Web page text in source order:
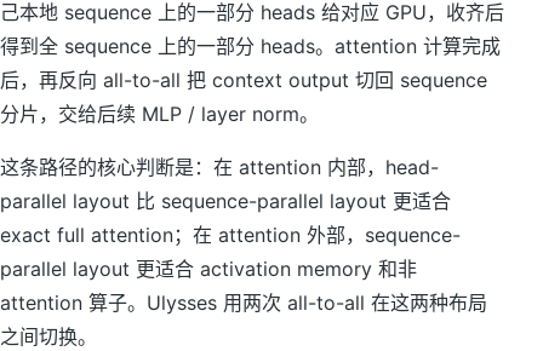
己本地 sequence 上的一部分 heads 给对应 GPU，收齐后
得到全 sequence 上的一部分 heads。attention 计算完成
后，再反向 all-to-all 把 context output 切回 sequence
分片，交给后续 MLP / layer norm。
这条路径的核心判断是：在 attention 内部，head-
parallel layout 比 sequence-parallel layout 更适合
exact full attention；在 attention 外部，sequence-
parallel layout 更适合 activation memory 和非
attention 算子。Ulysses 用两次 all-to-all 在这两种布局
之间切换。